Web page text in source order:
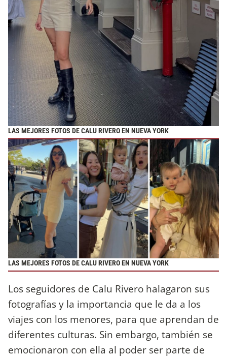
LAS MEJORES FOTOS DE CALU RIVERO EN NUEVA YORK
LAS MEJORES FOTOS DE CALU RIVERO EN NUEVA YORK
Los seguidores de Calu Rivero halagaron sus
fotografías y la importancia que le da a los
viajes con los menores, para que aprendan de
diferentes culturas. Sin embargo, también se
emocionaron con ella al poder ser parte de